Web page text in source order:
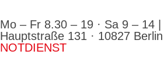
Mo – Fr 8.30 – 19 · Sa 9 – 14 |
Hauptstraße 131 · 10827 Berlin
NOTDIENST